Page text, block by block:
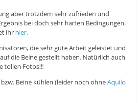
aber trotzdem sehr zufrieden und
bei doch sehr harten Bedingungen.
ihr hier.
die sehr gute Arbeit geleistet und
die Beine gestellt haben. Natürlich auch
tollen Fotos!!!
Beine kühlen (leider noch ohneAquilo